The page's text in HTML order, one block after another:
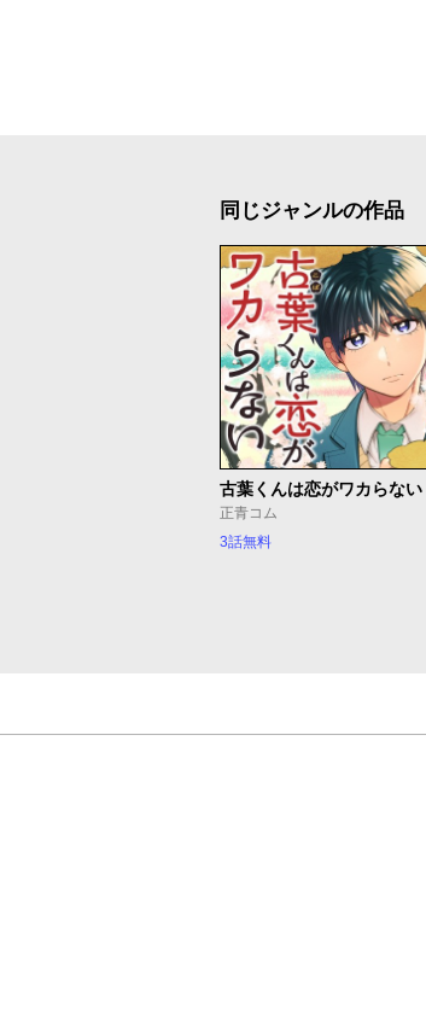
同じジャンルの作品
古葉くんは恋がワカらない
正青コム
3話無料